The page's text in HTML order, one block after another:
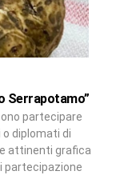
Serrapotamo”
partecipare
diplomati di
attinenti grafica
partecipazione